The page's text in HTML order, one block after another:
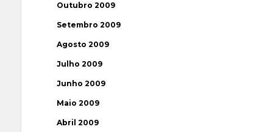
Outubro 2009
Setembro 2009
Agosto 2009
Julho 2009
Junho 2009
Maio 2009
Abril 2009